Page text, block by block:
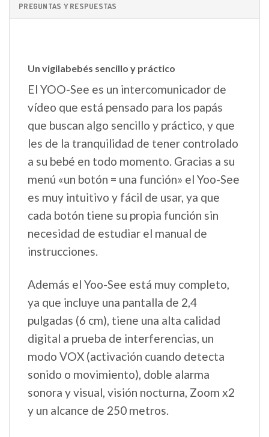
PREGUNTAS Y RESPUESTAS
Un vigilabebés sencillo y práctico
El YOO-See es un intercomunicador de
vídeo que está pensado para los papás
que buscan algo sencillo y práctico, y que
les de la tranquilidad de tener controlado
a su bebé en todo momento. Gracias a su
menú «un botón = una función» el Yoo-See
es muy intuitivo y fácil de usar, ya que
cada botón tiene su propia función sin
necesidad de estudiar el manual de
instrucciones.
Además el Yoo-See está muy completo,
ya que incluye una pantalla de 2,4
pulgadas (6 cm), tiene una alta calidad
digital a prueba de interferencias, un
modo VOX (activación cuando detecta
sonido o movimiento), doble alarma
sonora y visual, visión nocturna, Zoom x2
y un alcance de 250 metros.